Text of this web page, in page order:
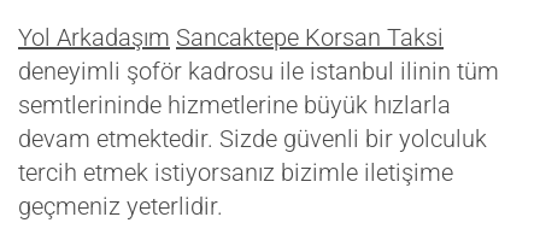
Yol Arkadaşım Sancaktepe Korsan Taksi
deneyimli şoför kadrosu ile istanbul ilinin tüm
semtlerininde hizmetlerine büyük hızlarla
devam etmektedir. Sizde güvenli bir yolculuk
tercih etmek istiyorsanız bizimle iletişime
geçmeniz yeterlidir.